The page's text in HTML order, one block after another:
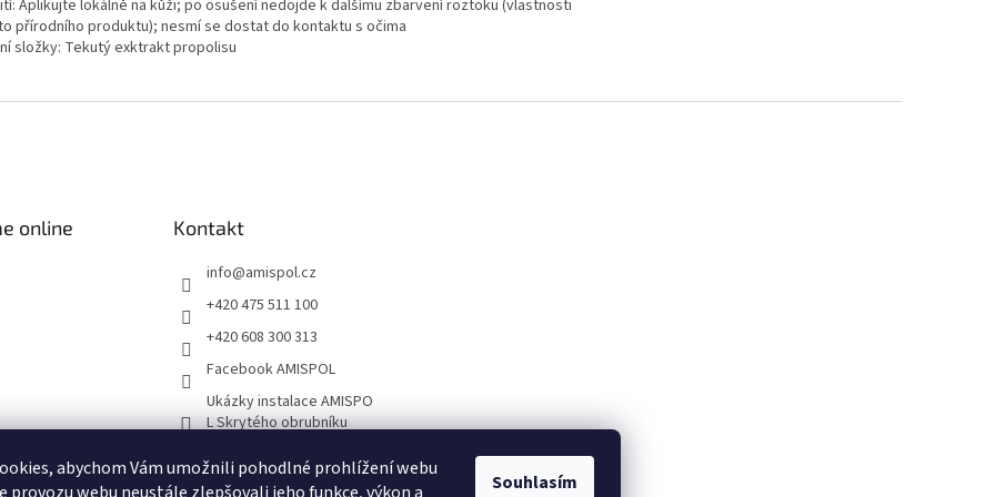
abychom Vám umožnili pohodlné prohlížení webu
Souhlasím
Aplikujte lokálně na kůži; po osušení nedojde k dalšímu zbarvení roztoku (vlastnosti
přírodního produktu); nesmí se dostat do kontaktu s očima
složky: Tekutý exktrakt propolisu
online
Kontakt
info@amispol.cz
+420 475 511 100
+420 608 300 313
Facebook AMISPOL
Ukázky instalace AMISPO
L Skrytého obrubníku